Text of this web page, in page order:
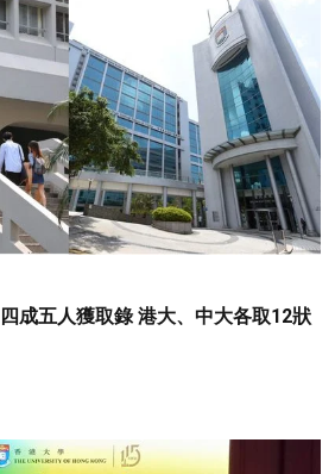
成五人獲取錄 港大、中大各取12狀